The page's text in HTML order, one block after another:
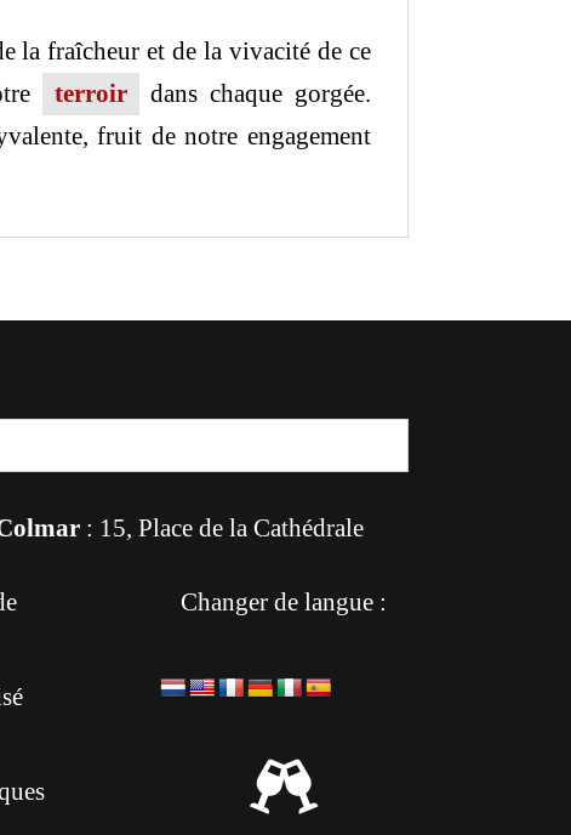
la fraîcheur et de la vivacité de ce
terroir
dans chaque gorgée.
fruit de notre engagement
: 15, Place de la Cathédrale
Changer de langue :
